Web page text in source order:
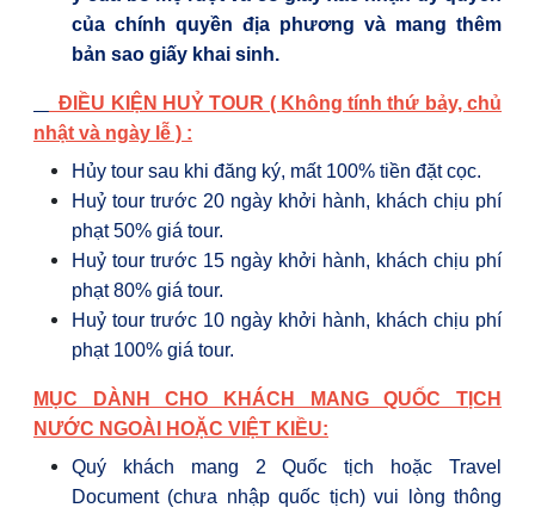
của chính quyền địa phương và mang thêm
bản sao giấy khai sinh.
ĐIỀU KIỆN HUỶ TOUR ( Không tính thứ bảy, chủ
nhật và ngày lễ ) :
Hủy tour sau khi đăng ký, mất 100% tiền đặt cọc.
Huỷ tour trước 20 ngày khởi hành, khách chịu phí
phạt 50% giá tour.
Huỷ tour trước 15 ngày khởi hành, khách chịu phí
phạt 80% giá tour.
Huỷ tour trước 10 ngày khởi hành, khách chịu phí
phạt 100% giá tour.
MỤC DÀNH CHO KHÁCH MANG QUỐC TỊCH
NƯỚC NGOÀI HOẶC VIỆT KIỀU:
Quý khách mang 2 Quốc tịch hoặc Travel
Document (chưa nhập quốc tịch) vui lòng thông